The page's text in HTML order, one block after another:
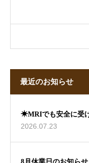
最近のお知らせ
☀MRIでも安全に受
報】
2026.07.23
8月休業日のお知らせ